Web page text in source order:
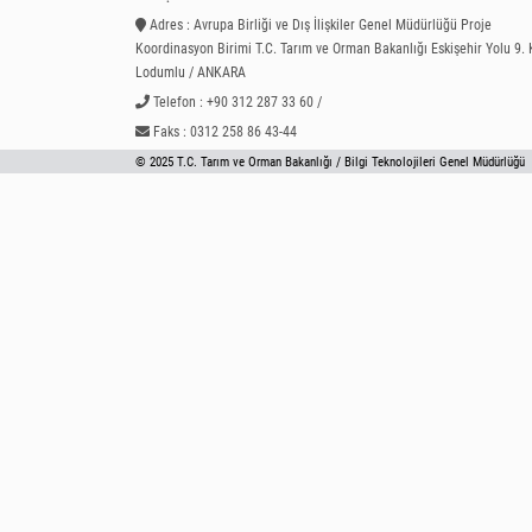
Adres : Avrupa Birliği ve Dış İlişkiler Genel Müdürlüğü Proje
Koordinasyon Birimi T.C. Tarım ve Orman Bakanlığı Eskişehir Yolu 9.
Lodumlu / ANKARA
Telefon : +90 312 287 33 60 /
Faks : 0312 258 86 43-44
© 2025 T.C. Tarım ve Orman Bakanlığı / Bilgi Teknolojileri Genel Müdürlüğü